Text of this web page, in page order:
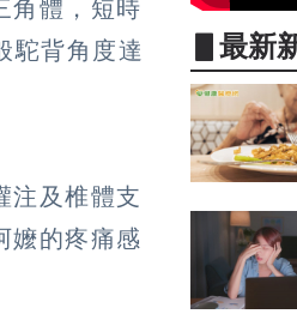
角體，短時
駝背角度達
注及椎體支
嬤的疼痛感
▋最新